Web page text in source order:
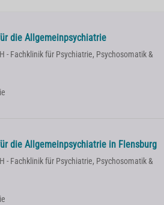
die Allgemeinpsychiatrie
- Fachklinik für Psychiatrie, Psychosomatik &
die Allgemeinpsychiatrie in Flensburg
- Fachklinik für Psychiatrie, Psychosomatik &